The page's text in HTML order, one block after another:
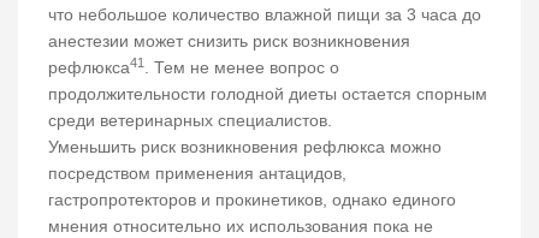
что небольшое количество влажной пищи за 3 часа до
анестезии может снизить риск возникновения
рефлюкса41 . Тем не менее вопрос о
продолжительности голодной диеты остается спорным
среди ветеринарных специалистов.
Уменьшить риск возникновения рефлюкса можно
посредством применения антацидов,
гастропротекторов и прокинетиков, однако единого
мнения относительно их использования пока не